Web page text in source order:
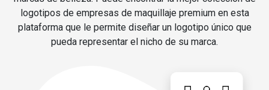
logotipos de empresas de maquillaje premium en esta
plataforma que le permite diseñar un logotipo único que
pueda representar el nicho de su marca.